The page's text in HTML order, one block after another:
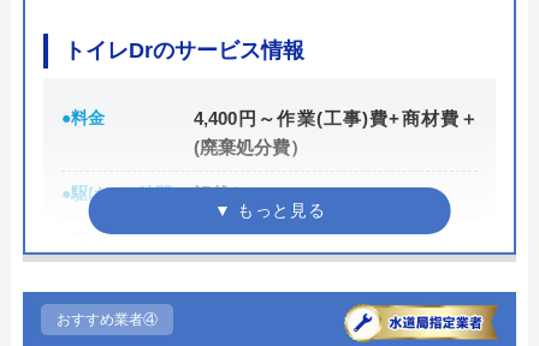
伝えると作業料金が2,000円割引になるWEB割があ
際には必ず「サイトを見た」と伝えましょう。
公式サイトで
料金詳細を見る
今すぐ電話で相談する
0120-221-611
トイレDrのサービス情報
●料金
4,400円～作業(工事)費+商材費＋
(廃棄処分費）
●駆けつけ時間 記載なし
●受付時間 24時間
年中無休
●累計実績
おすすめ業者④